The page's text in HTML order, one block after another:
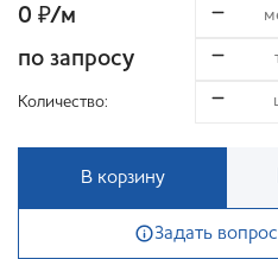
0 ₽/м
по запросу
Количество:
В корзину
Задать вопрос